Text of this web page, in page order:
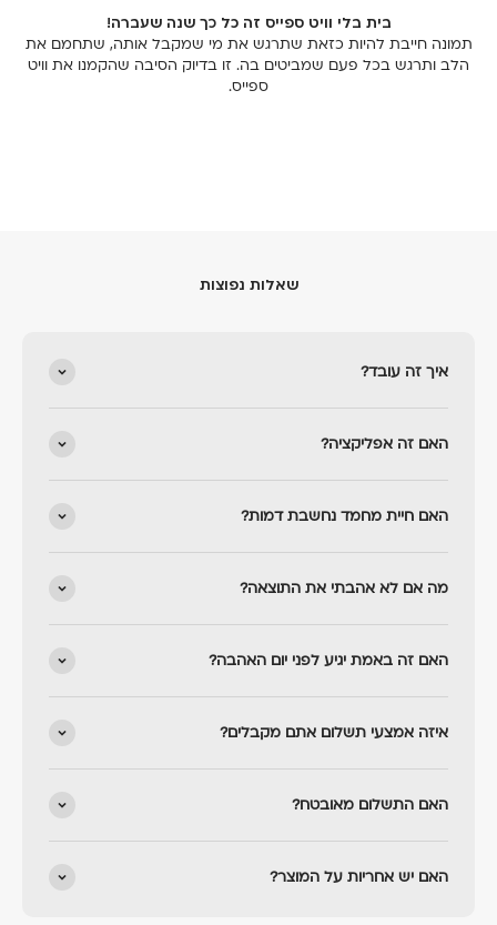
בית בלי וויט ספייס זה כל כך שנה שעברה!
תמונה חייבת להיות כזאת שתרגש את מי שמקבל אותה, שתחמם את
הלב ותרגש בכל פעם שמביטים בה. זו בדיוק הסיבה שהקמנו את וויט
ספייס.
שאלות נפוצות
איך זה עובד?
האם זה אפליקציה?
האם חיית מחמד נחשבת דמות?
מה אם לא אהבתי את התוצאה?
האם זה באמת יגיע לפני יום האהבה?
איזה אמצעי תשלום אתם מקבלים?
האם התשלום מאובטח?
האם יש אחריות על המוצר?